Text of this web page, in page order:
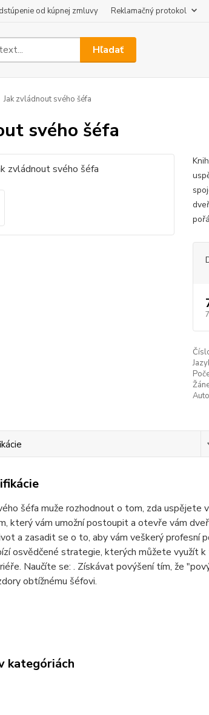
od kúpnej zmluvy Reklamačný protokol
Hľadať
Jak zvládnout svého šéfa
svého šéfa
šéfa muže rozhodnout o tom, zda
který vám umožní postoupit a otevře vám
a zasadit se o to, aby vám veškerý profesní
osvědčené strategie, kterých můžete využít
Naučíte se: . Získávat povýšení tím, že
obtížnému šéfovi.
kategóriách